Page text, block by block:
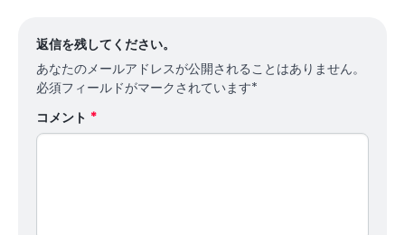
返信を残してください。
あなたのメールアドレスが公開されることはありません。
必須フィールドがマークされています*
コメント *